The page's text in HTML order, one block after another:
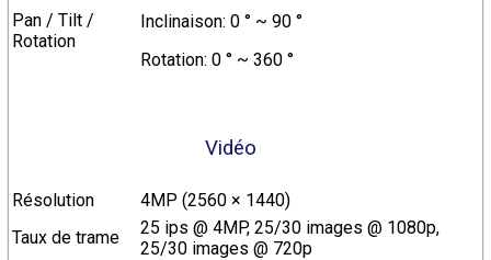
Pan / Tilt /
Rotation
Inclinaison: 0 ° ~ 90 °
Rotation: 0 ° ~ 360 °
Vidéo
Résolution
4MP (2560 × 1440)
Taux de trame
25 ips @ 4MP, 25/30 images @ 1080p,
25/30 images @ 720p